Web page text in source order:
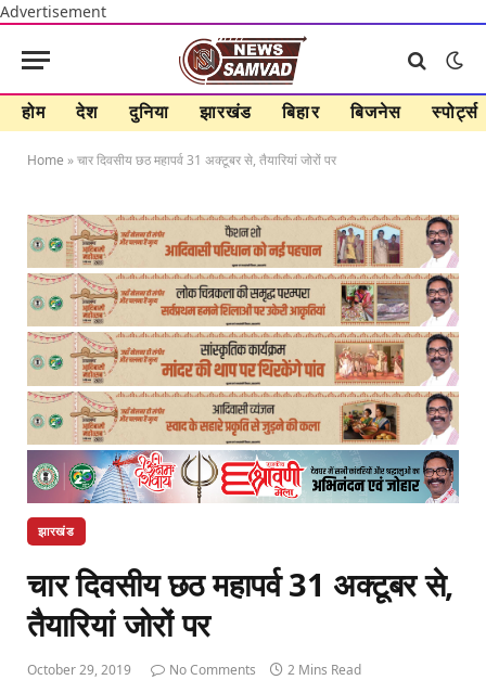
Advertisement
होम देश दुनिया झारखंड बिहार बिजनेस स्पोर्ट्स
Home »चार दिवसीय छठ महापर्व 31 अक्टूबर से, तैयारियां जोरों पर
झारखंड
चार दिवसीय छठ महापर्व 31 अक्टूबर से,
तैयारियां जोरों पर
October 29, 2019 No Comments 2 Mins Read